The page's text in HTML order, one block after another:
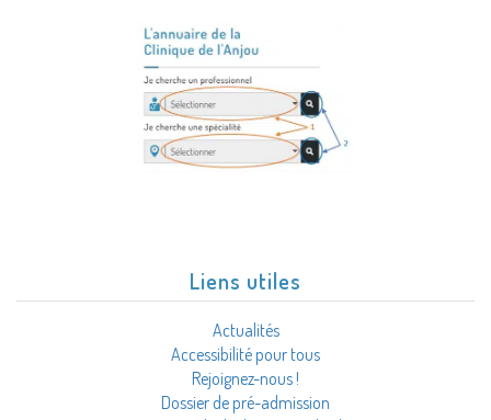
Liens utiles
Actualités
Accessibilité pour tous
Rejoignez-nous !
Dossier de pré-admission